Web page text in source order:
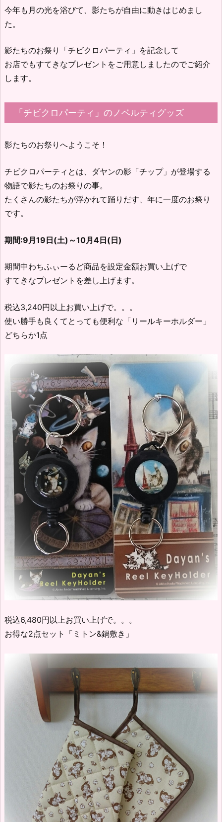
今年も月の光を浴びて、影たちが自由に動きはじめまし
た。
影たちのお祭り「チビクロパーティ」を記念して
お店でもすてきなプレゼントをご用意しましたのでご紹介
します。
「チビクロパーティ」のノベルティグッズ
影たちのお祭りへようこそ！
チビクロパーティとは、ダヤンの影「チップ」が登場する
物語で影たちのお祭りの事。
たくさんの影たちが浮かれて踊りだす、年に一度のお祭り
です。
期間:9月19日(土)～10月4日(日)
期間中わちふぃーるど商品を設定金額お買い上げで
すてきなプレゼントを差し上げます。
税込3,240円以上お買い上げで。。。
使い勝手も良くてとっても便利な「リールキーホルダー」
どちらか1点
税込6,480円以上お買い上げで。。。
お得な2点セット「ミトン&鍋敷き」